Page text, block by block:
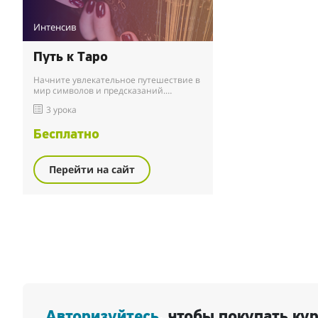
Интенсив
Путь к Таро
Начните увлекательное путешествие в
мир символов и предсказаний.
Узнайте, как использовать Таро для
личного роста, заработка и принятия
3 урока
Бесплатно
Перейти на сайт